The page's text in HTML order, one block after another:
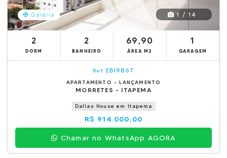
Galeria 1 / 14
2
DORM
2
BANHEIRO
69,90
ÁREA M2
1
GARAGEM
Ref. EBI9867
APARTAMENTO - LANÇAMENTO
MORRETES - ITAPEMA
Dallas House em Itapema
R$ 914.000,00
Chamar no WhatsApp AGORA